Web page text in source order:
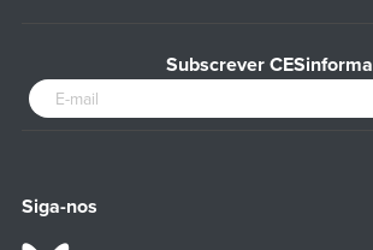
Subscrever CESinforma
Siga-nos